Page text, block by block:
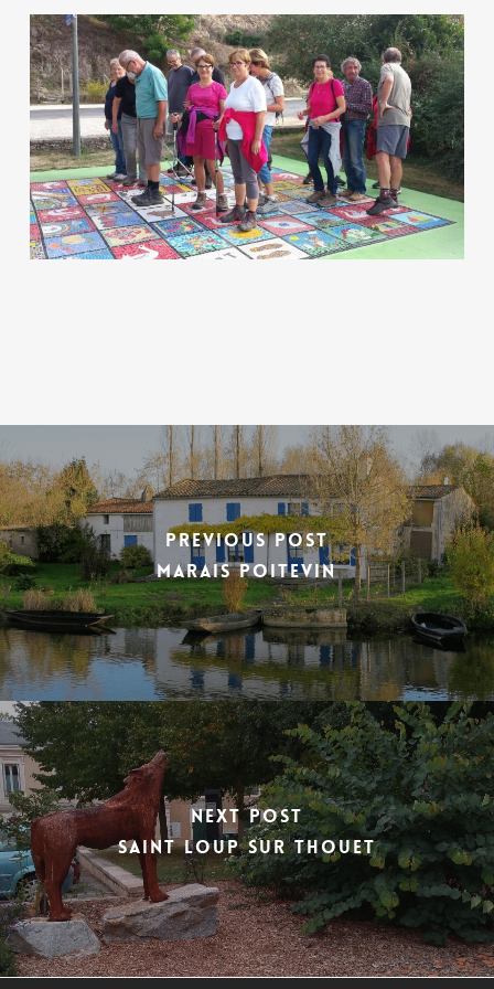
Previous Post
Marais Poitevin
Next Post
Saint Loup Sur Thouet